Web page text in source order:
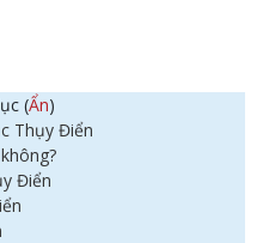
(Ẩn)
Thụy Điển
Điển